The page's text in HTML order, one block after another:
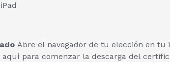
Abre el navegador de tu elección en tu
para comenzar la descarga del